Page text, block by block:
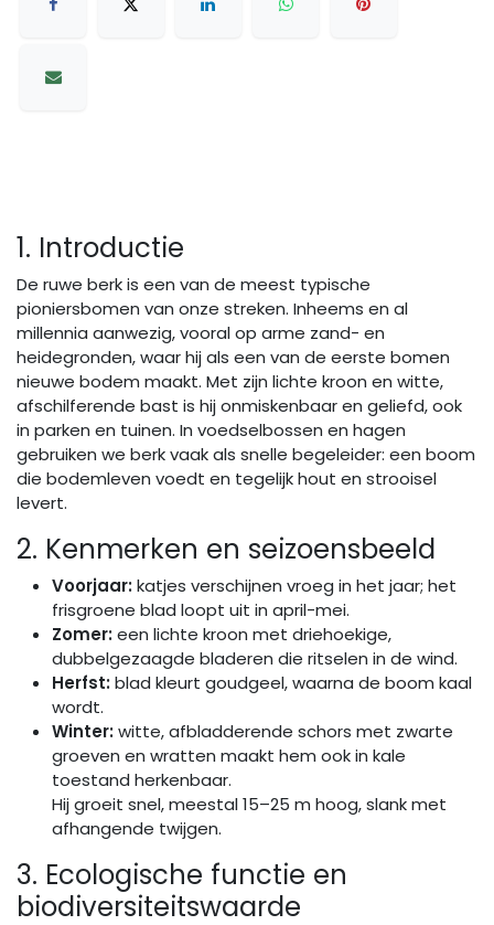
1. Introductie
De ruwe berk is een van de meest typische
pioniersbomen van onze streken. Inheems en al
millennia aanwezig, vooral op arme zand- en
heidegronden, waar hij als een van de eerste bomen
nieuwe bodem maakt. Met zijn lichte kroon en witte,
afschilferende bast is hij onmiskenbaar en geliefd, ook
in parken en tuinen. In voedselbossen en hagen
gebruiken we berk vaak als snelle begeleider: een boom
die bodemleven voedt en tegelijk hout en strooisel
levert.
2. Kenmerken en seizoensbeeld
Voorjaar:katjes verschijnen vroeg in het jaar; het
frisgroene blad loopt uit in april-mei.
Zomer:een lichte kroon met driehoekige,
dubbelgezaagde bladeren die ritselen in de wind.
Herfst:blad kleurt goudgeel, waarna de boom kaal
wordt.
Winter:witte, afbladderende schors met zwarte
groeven en wratten maakt hem ook in kale
toestand herkenbaar.
Hij groeit snel, meestal 15–25 m hoog, slank met
afhangende twijgen.
3. Ecologische functie en
biodiversiteitswaarde